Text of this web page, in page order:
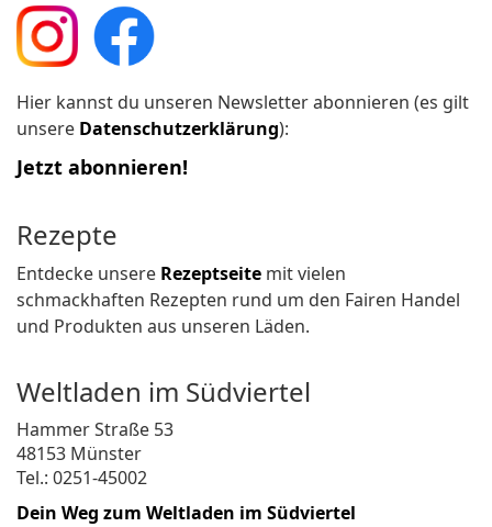
Hier kannst du unseren Newsletter abonnieren (es gilt
unsere Datenschutzerklärung):
Jetzt abonnieren!
Rezepte
Entdecke unsere Rezeptseite mit vielen
schmackhaften Rezepten rund um den Fairen Handel
und Produkten aus unseren Läden.
Weltladen im Südviertel
Hammer Straße 53
48153 Münster
Tel.: 0251-45002
Dein Weg zum Weltladen im Südviertel